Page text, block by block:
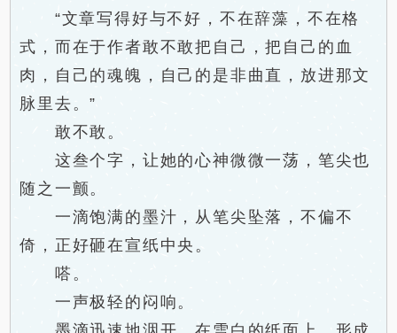
“文章写得好与不好，不在辞藻，不在格
式，而在于作者敢不敢把自己，把自己的血
肉，自己的魂魄，自己的是非曲直，放进那文
脉里去。”
敢不敢。
这叁个字，让她的心神微微一荡，笔尖也
随之一颤。
一滴饱满的墨汁，从笔尖坠落，不偏不
倚，正好砸在宣纸中央。
嗒。
一声极轻的闷响。